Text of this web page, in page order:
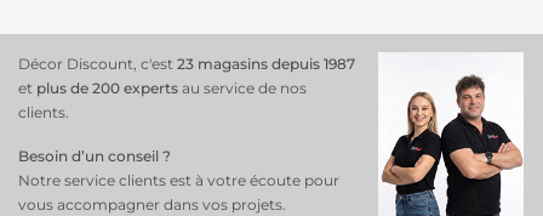
Décor Discount, c'est 23 magasins depuis 1987
et plus de 200 experts au service de nos
clients.
Besoin d’un conseil ?
Notre service clients est à votre écoute pour
vous accompagner dans vos projets.